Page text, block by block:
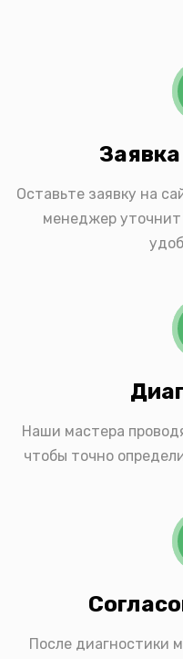
Оставьте заявку на
менеджер
Наши мастера
чтобы точно
После диагностики